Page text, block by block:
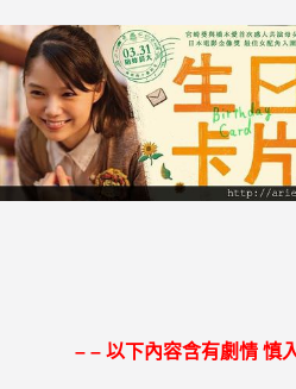
– – 以下內容含有劇情 慎